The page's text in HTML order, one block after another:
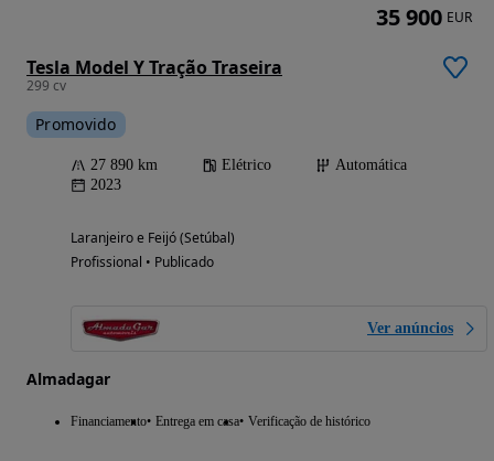
Tesla Model Y Tração Traseira
299 cv
Promovido
27 890 km Elétrico
Automática
2023
Laranjeiro e Feijó (Setúbal)
Profissional • Publicado
Ver anúncios
Almadagar
Financiamento Entrega em casa Verificação de histórico
35 900 EUR